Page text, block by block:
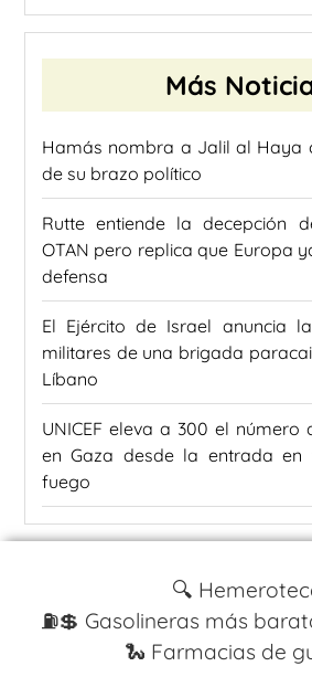
Más
Hamás nombra a Jalil al Haya
de su brazo político
Rutte entiende la decepción
OTAN pero replica que Europa
defensa
El Ejército de Israel anuncia
militares de una brigada
Líbano
UNICEF eleva a 300 el número
en Gaza desde la entrada
fuego
🔍
⛽️💲 Gasolineras más
🐍 Farmacias de